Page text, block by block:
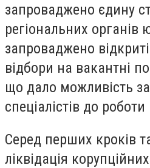
запроваджено єдину
регіональних органів
запроваджено
відбори на вакантні
що дало можливість
спеціалістів до
Серед перших кроків
ліквідація